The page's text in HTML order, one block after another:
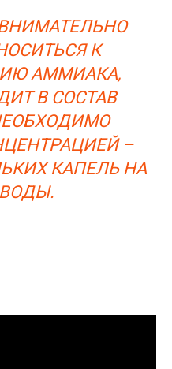
К
АММИАКА,
В СОСТАВ
–
КАПЕЛЬ НА